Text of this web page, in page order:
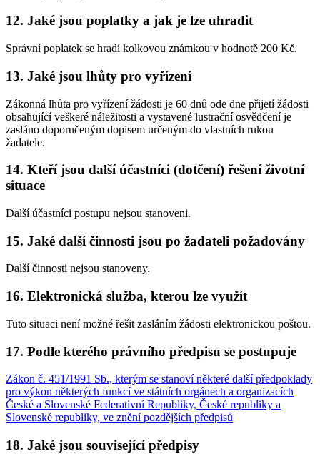
12. Jaké jsou poplatky a jak je lze uhradit
Správní poplatek se hradí kolkovou známkou v hodnotě 200 Kč.
13. Jaké jsou lhůty pro vyřízení
Zákonná lhůta pro vyřízení žádosti je 60 dnů ode dne přijetí žádosti
obsahující veškeré náležitosti a vystavené lustrační osvědčení je
zasláno doporučeným dopisem určeným do vlastních rukou
žadatele.
14. Kteří jsou další účastníci (dotčení) řešení životní
situace
Další účastníci postupu nejsou stanoveni.
15. Jaké další činnosti jsou po žadateli požadovány
Další činnosti nejsou stanoveny.
16. Elektronická služba, kterou lze využít
Tuto situaci není možné řešit zasláním žádosti elektronickou poštou.
17. Podle kterého právního předpisu se postupuje
Zákon č. 451/1991 Sb., kterým se stanoví některé další předpoklady
pro výkon některých funkcí ve státních orgánech a organizacích
České a Slovenské Federativní Republiky, České republiky a
Slovenské republiky, ve znění pozdějších předpisů
18. Jaké jsou související předpisy